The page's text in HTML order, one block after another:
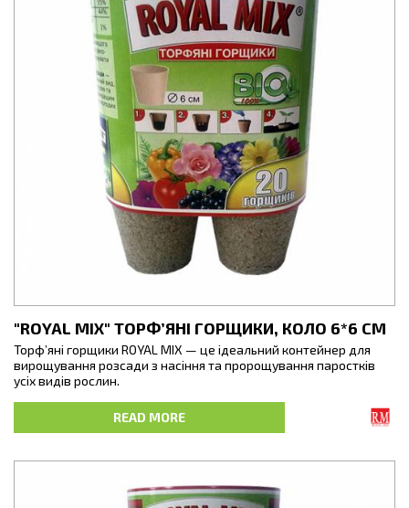
"ROYAL MIX" ТОРФ’ЯНІ ГОРЩИКИ, КОЛО 6*6 СМ
Торф’яні горщики ROYAL MIX — це ідеальний контейнер для
вирощування розсади з насіння та пророщування паростків
усіх видів рослин.
Це органічний продукт, що виготовлений з білого мохового
торфу, деревинної маси, вапняку та води. Усі компоненти
READ MORE